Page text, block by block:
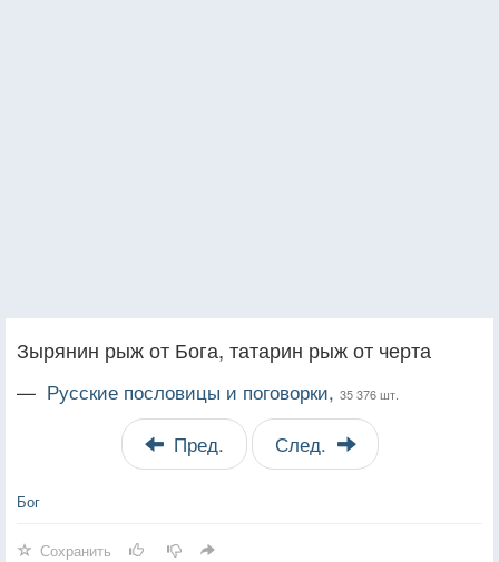
Зырянин рыж от Бога, татарин рыж от черта
— Русские пословицы и поговорки, 35 376 шт.
Пред. След.
Бог
Сохранить